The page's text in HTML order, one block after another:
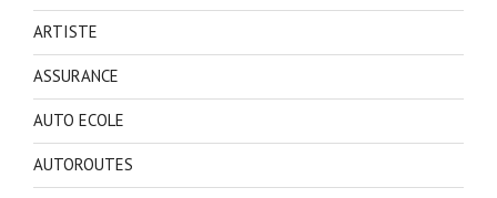
ARTISTE
ASSURANCE
AUTO ECOLE
AUTOROUTES